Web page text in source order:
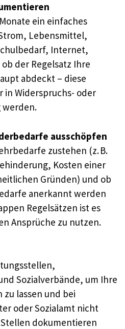
ein einfaches
Lebensmittel,
Internet,
der Regelsatz Ihre
abdeckt – diese
in Widerspruchs- oder
werden.
ausschöpfen
zustehen (z. B.
Kosten einer
Gründen) und ob
anerkannt werden
Regelsätzen ist es
Ansprüche zu nutzen.
Sozialverbände, um Ihre
lassen und bei
oder Sozialamt nicht
dokumentieren